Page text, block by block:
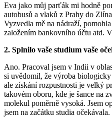
Eva jako můj parťák mi hodně
autobusů a vlaků z Prahy do
Vyzvedla mě na nádraží,
založením bankovního účtu atd.
2. Splnilo vaše studium vaše
Ano. Pracoval jsem v Indii v
si uvědomil, že výroba
ale získání rozpustnosti je velký
takovém oboru, kde je šance na
molekul poměrně vysoká. Jsem
jsem na začátku studia očekávala.